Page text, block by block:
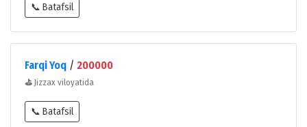
📞 Batafsil
Farqi Yoq / 200000
⛳ Jizzax viloyatida
📞 Batafsil